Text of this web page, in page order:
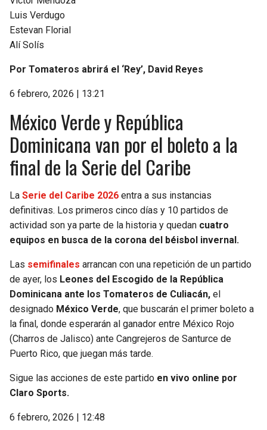
Luis Verdugo
Estevan Florial
Alí Solís
Por Tomateros abrirá el ‘Rey’, David Reyes
6 febrero, 2026 | 13:21
México Verde y República
Dominicana van por el boleto a la
final de la Serie del Caribe
La Serie del Caribe 2026 entra a sus instancias
definitivas. Los primeros cinco días y 10 partidos de
actividad son ya parte de la historia y quedan cuatro
equipos en busca de la corona del béisbol invernal.
Las semifinales arrancan con una repetición de un partido
de ayer, los Leones del Escogido de la República
Dominicana ante los Tomateros de Culiacán, el
designado México Verde, que buscarán el primer boleto a
la final, donde esperarán al ganador entre México Rojo
(Charros de Jalisco) ante Cangrejeros de Santurce de
Puerto Rico, que juegan más tarde.
Sigue las acciones de este partido en vivo online por
Claro Sports.
6 febrero, 2026 | 12:48